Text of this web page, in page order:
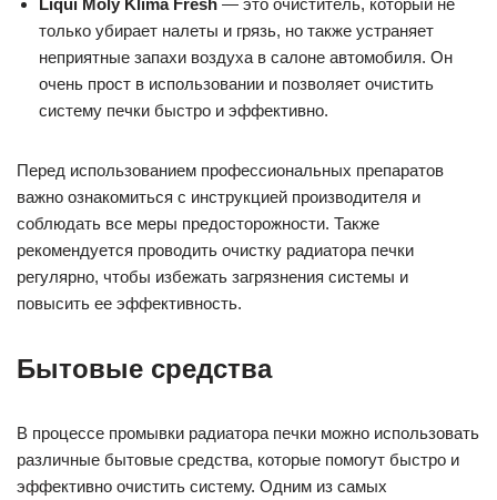
Liqui Moly Klima Fresh — это очиститель, который не
только убирает налеты и грязь, но также устраняет
неприятные запахи воздуха в салоне автомобиля. Он
очень прост в использовании и позволяет очистить
систему печки быстро и эффективно.
Перед использованием профессиональных препаратов
важно ознакомиться с инструкцией производителя и
соблюдать все меры предосторожности. Также
рекомендуется проводить очистку радиатора печки
регулярно, чтобы избежать загрязнения системы и
повысить ее эффективность.
Бытовые средства
В процессе промывки радиатора печки можно использовать
различные бытовые средства, которые помогут быстро и
эффективно очистить систему. Одним из самых